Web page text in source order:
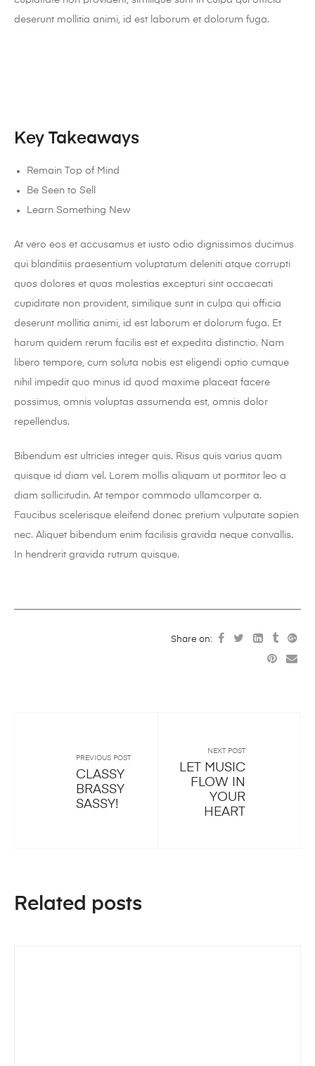
deserunt mollitia animi, id est laborum et dolorum fuga.
Key Takeaways
Remain Top of Mind
Be Seen to Sell
Learn Something New
At vero eos et accusamus et iusto odio dignissimos ducimus
qui blanditiis praesentium voluptatum deleniti atque corrupti
quos dolores et quas molestias excepturi sint occaecati
cupiditate non provident, similique sunt in culpa qui officia
deserunt mollitia animi, id est laborum et dolorum fuga. Et
harum quidem rerum facilis est et expedita distinctio. Nam
libero tempore, cum soluta nobis est eligendi optio cumque
nihil impedit quo minus id quod maxime placeat facere
possimus, omnis voluptas assumenda est, omnis dolor
repellendus.
Bibendum est ultricies integer quis. Risus quis varius quam
quisque id diam vel. Lorem mollis aliquam ut porttitor leo a
diam sollicitudin. At tempor commodo ullamcorper a.
Faucibus scelerisque eleifend donec pretium vulputate sapien
nec. Aliquet bibendum enim facilisis gravida neque convallis.
In hendrerit gravida rutrum quisque.
Share on:
PREVIOUS POST
CLASSY
BRASSY
SASSY!
NEXT POST
LET MUSIC
FLOW IN
YOUR
HEART
Related posts